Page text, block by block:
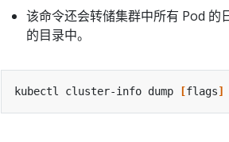
该命令还会转储集群中所有 Pod 的
的目录中。
kubectl cluster-info dump [flags]